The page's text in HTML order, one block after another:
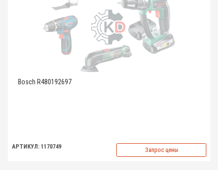
Bosch R480192697
АРТИКУЛ: 1170749 Запрос цены